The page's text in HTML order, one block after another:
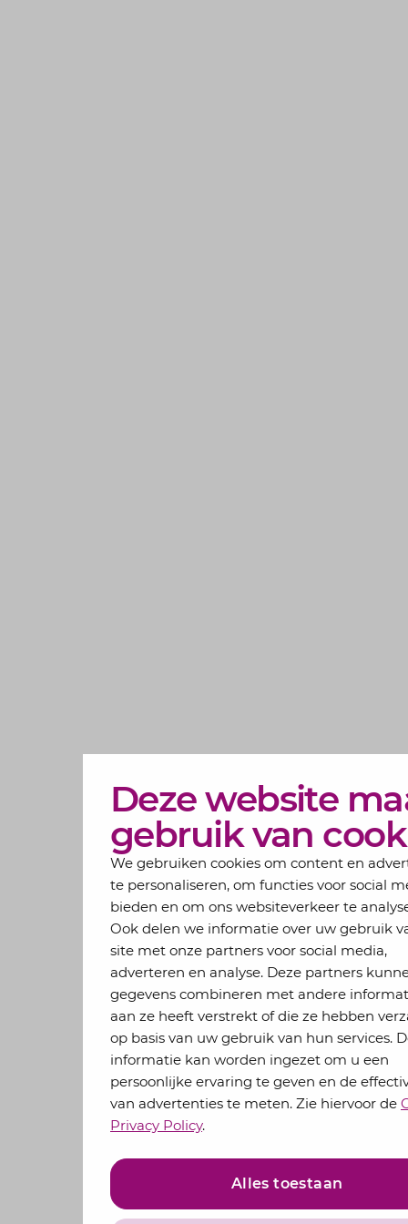
Deze website
gebruik van
We gebruiken cookies om content en
te personaliseren, om functies voor social
bieden en om ons websiteverkeer te
Ook delen we informatie over uw gebruik
site met onze partners voor social media,
adverteren en analyse. Deze partners
gegevens combineren met andere
aan ze heeft verstrekt of die ze hebben
op basis van uw gebruik van hun services.
informatie kan worden ingezet om u een
persoonlijke ervaring te geven en de
van advertenties te meten. Zie hiervoor de
Privacy Policy.
Alles toestaan